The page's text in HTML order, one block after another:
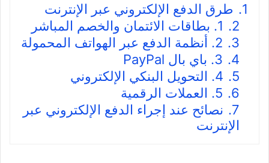
1.
طرق الدفع الإلكتروني عبر الإنترنت
2.
1. بطاقات الائتمان والخصم المباشر
3.
2. أنظمة الدفع عبر الهواتف المحمولة
4.
3. باي بال PayPal
5.
4. التحويل البنكي الإلكتروني
6.
5. العملات الرقمية
7.
نصائح عند إجراء الدفع الإلكتروني عبر
الإنترنت